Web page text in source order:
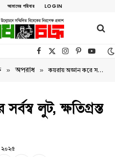
আমাদের পরিবার LOGIN
Facebook
X (Twitter)Instagram
Pinterest
» অপরাধ » কয়রায় অজ্ঞান করে সর্বস্ব লুট, ক্ষতিগ্রস্ত পরিবার নিঃস্ব
লুট, ক্ষতিগ্রস্ত
২০২৫